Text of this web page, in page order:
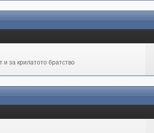
за крилатото братство